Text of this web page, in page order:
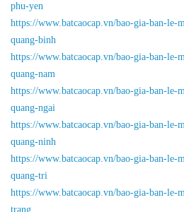
phu-yen
https://www.batcaocap.vn/bao-gia-ban-le-
quang-binh
https://www.batcaocap.vn/bao-gia-ban-le-
quang-nam
https://www.batcaocap.vn/bao-gia-ban-le-
quang-ngai
https://www.batcaocap.vn/bao-gia-ban-le-
quang-ninh
https://www.batcaocap.vn/bao-gia-ban-le-
quang-tri
https://www.batcaocap.vn/bao-gia-ban-le-
trang